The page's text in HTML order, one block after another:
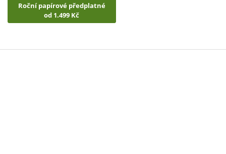
Roční papírové předplatné
od 1.499 Kč